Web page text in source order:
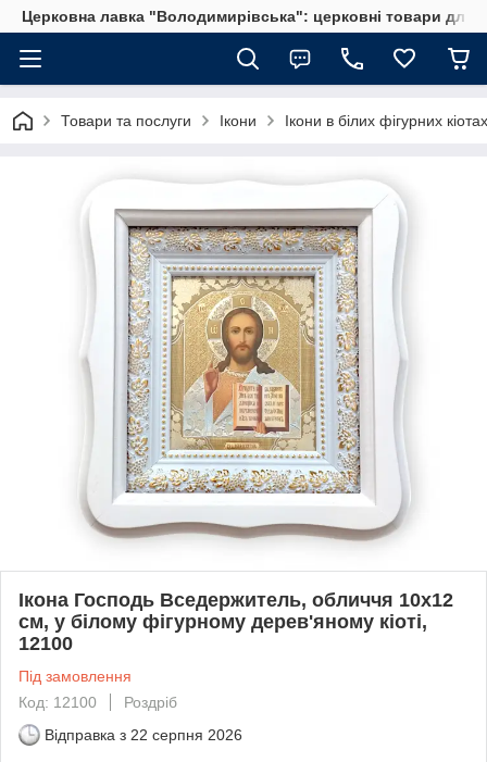
Церковна лавка "Володимирівська": церковні товари для
Товари та послуги Ікони Ікони в білих фігурних
Ікона Господь Вседержитель, обличчя 10х12
см, у білому фігурному дерев'яному кіоті,
12100
Під замовлення
Код: 12100
Роздріб
Відправка з 22 серпня 2026